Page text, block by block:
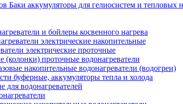
Баки аккумуляторы для гелиосистем и тепловых
и бойлеры косвенного нагрева
электрические накопительные
электрические проточные
(колонки) проточные водонагреватели
накопительные водонагреватели (водогреи)
буферные, аккумуляторы тепла и холода
водонагревателей